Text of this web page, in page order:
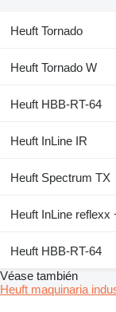
Heuft Tornado
Heuft Tornado W
Heuft HBB-RT-64
Heuft InLine IR
Heuft Spectrum TX
Heuft InLine reflexx
Heuft HBB-RT-64
Véase también
Heuft maquinaria